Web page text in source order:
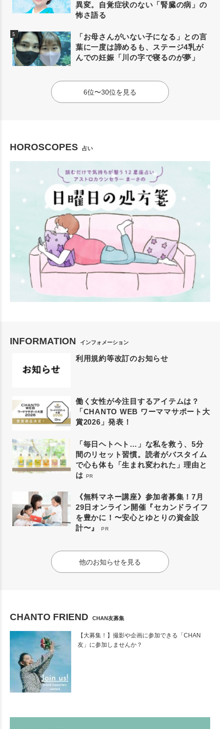
異変。自覚症状のない「腎臓の病」の
怖さ語る
「お母さんがいない子になる」との言
葉に一度は諦めるも、ステージ4乳が
んでの妊娠「川の字で寝るのが夢」
6位〜30位を見る
HOROSCOPES 占い
INFORMATION インフォメーション
利用規約等改訂のお知らせ
働く女性が今注目するアイテムは？
「CHANTO WEB ワーママサポート大
賞2026」発表！
「毎日ヘトヘト…」な私を救う、5分
間のリセット習慣。読者がバスタイム
で心も体も「生まれ変われた」理由と
は PR
《無料マネー講座》参加者募集！7月
29日オンライン開催『セカンドライフ
を豊かに！〜安心とゆとりの資金設
計〜』
PR
他のお知らせを見る
CHANTO FRIEND CHAN友募集
【大募集！】撮影や企画に参加できる「CHAN
友」に参加しませんか？